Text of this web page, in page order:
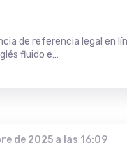
de referencia legal en
fluido e…
de 2025 a las 16:09